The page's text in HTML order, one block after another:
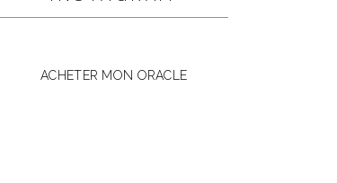
ACHETER MON ORACLE